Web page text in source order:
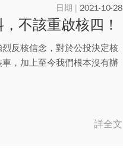
2021-10-28
不該重啟核四！
反核信念，對於公投決定核
，加上至今我們根本沒有辦
詳全文